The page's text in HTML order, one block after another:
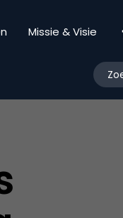
Missie & Visie